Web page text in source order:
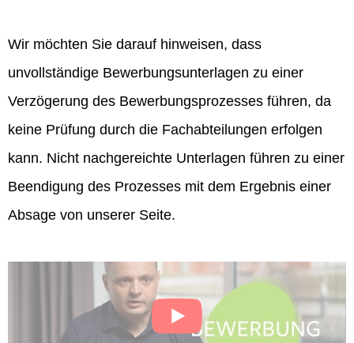
Wir möchten Sie darauf hinweisen, dass
unvollständige Bewerbungsunterlagen zu einer
Verzögerung des Bewerbungsprozesses führen, da
keine Prüfung durch die Fachabteilungen erfolgen
kann. Nicht nachgereichte Unterlagen führen zu einer
Beendigung des Prozesses mit dem Ergebnis einer
Absage von unserer Seite.